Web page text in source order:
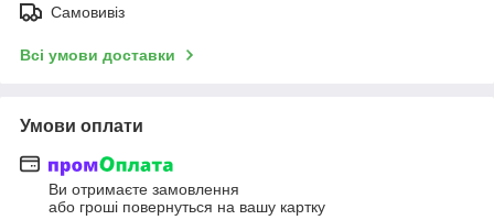
Самовивіз
Всі умови доставки
Умови оплати
Ви отримаєте замовлення
або гроші повернуться на вашу картку